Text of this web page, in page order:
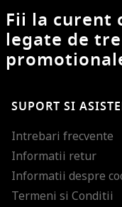
Fii la curent
legate de
SUPORT SI
Intrebari frecvente
Informatii retur
Informatii despre
Termeni si Conditii